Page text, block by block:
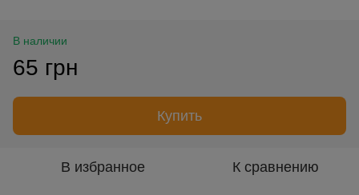
В наличии
65 грн
Купить
В избранное К сравнению